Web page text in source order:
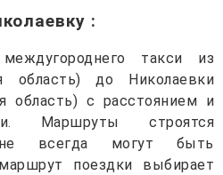
:
такси из
область) до Николаевки
область) с расстоянием и
Маршруты строятся
всегда могут быть
поездки выбирает